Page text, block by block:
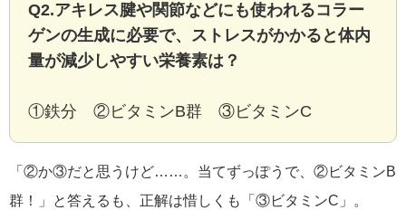
Q2.アキレス腱や関節などにも使われるコラー
ゲンの生成に必要で、ストレスがかかると体内
量が減少しやすい栄養素は？
①鉄分 ②ビタミンB群 ③ビタミンC
「②か③だと思うけど……。当てずっぽうで、②ビタミンB
群！」と答えるも、正解は惜しくも「③ビタミンC」。